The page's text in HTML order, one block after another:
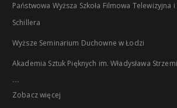
Państwowa Wyższa Szkoła Filmowa Telewizyjna
Schillera
Wyższe Seminarium Duchowne w Łodzi
Akademia Sztuk Pięknych im. Władysława
...
Zobacz więcej